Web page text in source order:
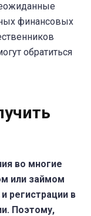
финансовых
обратиться
во многие
или займом
регистрации в
Поэтому,